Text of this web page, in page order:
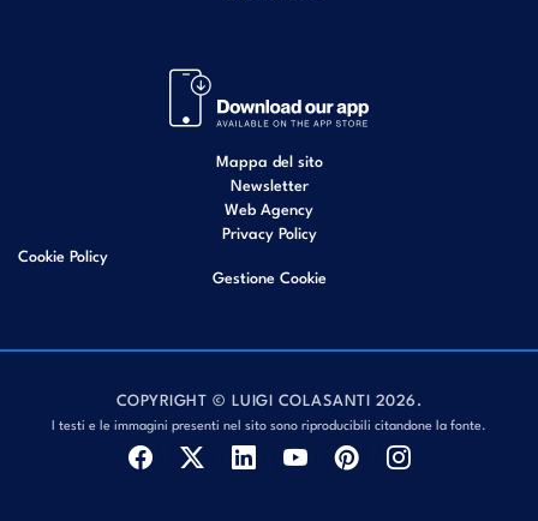
Mappa del sito
Newsletter
Web Agency
Privacy Policy
Cookie Policy
Gestione Cookie
COPYRIGHT © LUIGI COLASANTI 2026.
I testi e le immagini presenti nel sito sono riproducibili citandone la fonte.